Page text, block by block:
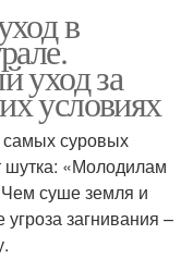
в
уход за
условиях
самых суровых
шутка: «Молодилам
суше земля и
загнивания –